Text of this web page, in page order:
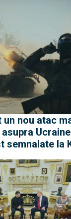
un nou atac
semnalate la